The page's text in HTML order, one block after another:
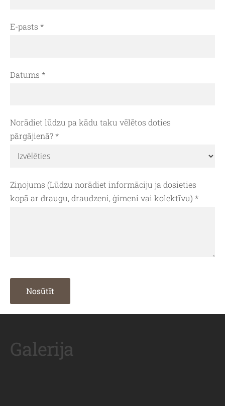
E-pasts *
Datums *
Norādiet lūdzu pa kādu taku vēlētos doties
pārgājienā?*
Ziņojums (Lūdzu norādiet informāciju ja dosieties
kopā ar draugu, draudzeni, ģimeni vai kolektīvu) *
Galerija